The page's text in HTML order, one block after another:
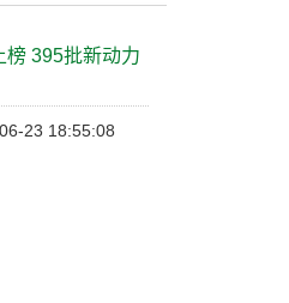
榜 395批新动力
23 18:55:08